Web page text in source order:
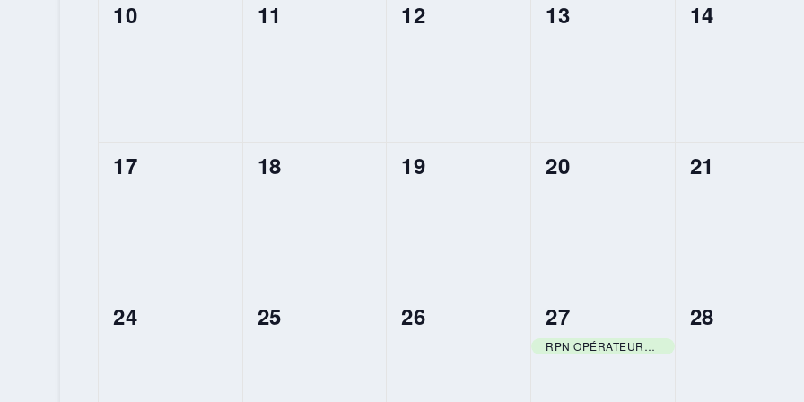
0
10
0
11
0
12
0
13
0
14
0
17
0
18
0
19
0
20
0
21
0
24
0
25
0
ÉVÈNEMENT,
26
1
ÉVÈNEMENT,
27
RPN OPÉRATEURS COMPLÉMENTAIRE SANTÉ
0
28